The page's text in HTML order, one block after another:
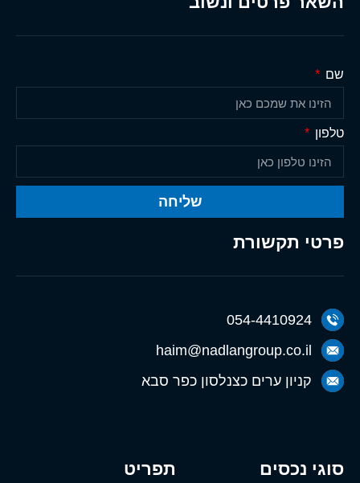
תפריט סוגי נכסים
פרטי תקשורת
054-4410924
haim@nadlangroup.co.il
קניון ערים כצנלסון כפר סבא
שם
טלפון
שליחה